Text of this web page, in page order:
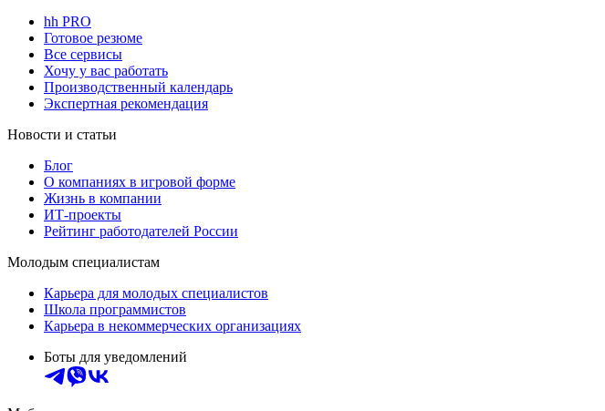
hh PRO
Готовое резюме
Все сервисы
Хочу у вас работать
Производственный календарь
Экспертная рекомендация
Новости и статьи
Блог
О компаниях в игровой форме
Жизнь в компании
ИТ-проекты
Рейтинг работодателей России
Молодым специалистам
Карьера для молодых специалистов
Школа программистов
Карьера в некоммерческих организациях
Боты для уведомлений